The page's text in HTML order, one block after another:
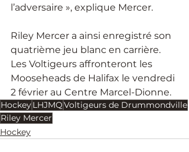
l’adversaire », explique Mercer.
Riley Mercer a ainsi enregistré son
quatrième jeu blanc en carrière.
Les Voltigeurs affronteront les
Mooseheads de Halifax le vendredi
2 février au Centre Marcel-Dionne.
HockeyLHJMQVoltigeurs de Drummondville
Riley Mercer
Hockey